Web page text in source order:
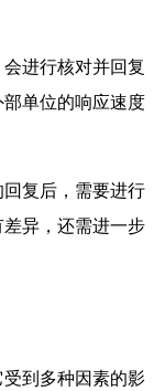
进行核对并回复
单位的响应速度
复后，需要进行
异，还需进一步
到多种因素的影